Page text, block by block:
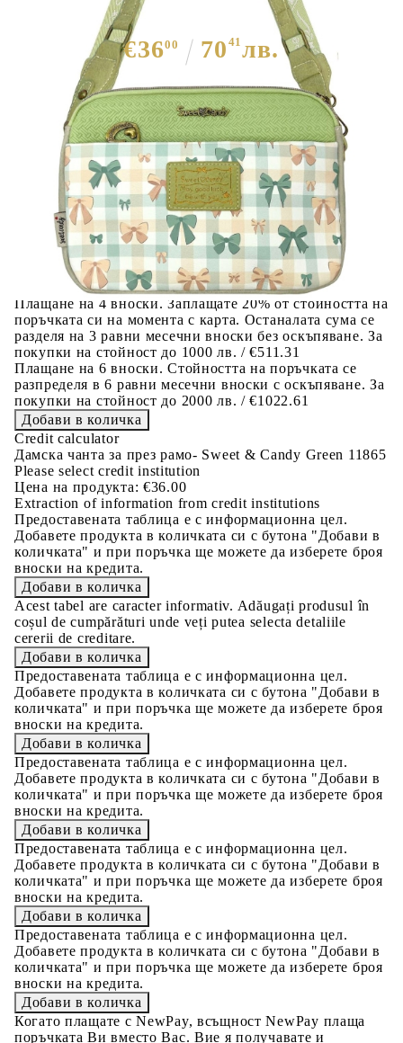
€3600 70 41 лв.
Когато плащате с NewPay, всъщност NewPay плаща
поръчката Ви вместо Вас. Вие я получавате и
разполагате с три начина да я платите към тях:
Отложено до 30 дни от момента на изпращане на
поръчката без оскъпяване. За покупки на стойност до
400 лв. / €204,52
Плащане на 4 вноски. Заплащате 20% от стойността на
поръчката си на момента с карта. Останалата сума се
разделя на 3 равни месечни вноски без оскъпяване. За
покупки на стойност до 1000 лв. / €511.31
Плащане на 6 вноски. Стойността на поръчката се
разпределя в 6 равни месечни вноски с оскъпяване. За
покупки на стойност до 2000 лв. / €1022.61
Credit calculator
Дамска чанта за през рамо- Sweet & Candy Green 11865
Please select credit institution
Цена на продукта: €36.00
Extraction of information from credit institutions
Предоставената таблица е с информационна цел.
Добавете продукта в количката си с бутона "Добави в
количката" и при поръчка ще можете да изберете броя
вноски на кредита.
Acest tabel are caracter informativ. Adăugați produsul în
coșul de cumpărături unde veți putea selecta detaliile
cererii de creditare.
Предоставената таблица е с информационна цел.
Добавете продукта в количката си с бутона "Добави в
количката" и при поръчка ще можете да изберете броя
вноски на кредита.
Предоставената таблица е с информационна цел.
Добавете продукта в количката си с бутона "Добави в
количката" и при поръчка ще можете да изберете броя
вноски на кредита.
Предоставената таблица е с информационна цел.
Добавете продукта в количката си с бутона "Добави в
количката" и при поръчка ще можете да изберете броя
вноски на кредита.
Предоставената таблица е с информационна цел.
Добавете продукта в количката си с бутона "Добави в
количката" и при поръчка ще можете да изберете броя
вноски на кредита.
Когато плащате с NewPay, всъщност NewPay плаща
поръчката Ви вместо Вас. Вие я получавате и